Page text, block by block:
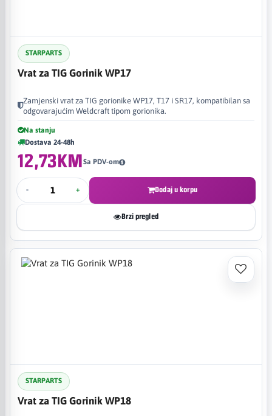
STARPARTS
Vrat za TIG Gorinik WP17
Zamjenski vrat za TIG gorionike WP17, T17 i SR17, kompatibilan sa
odgovarajućim Weldcraft tipom gorionika.
Na stanju
Dostava 24-48h
12,73KMSa PDV-om
- + Dodaj u korpu
Brzi pregled
STARPARTS
Vrat za TIG Gorinik WP18